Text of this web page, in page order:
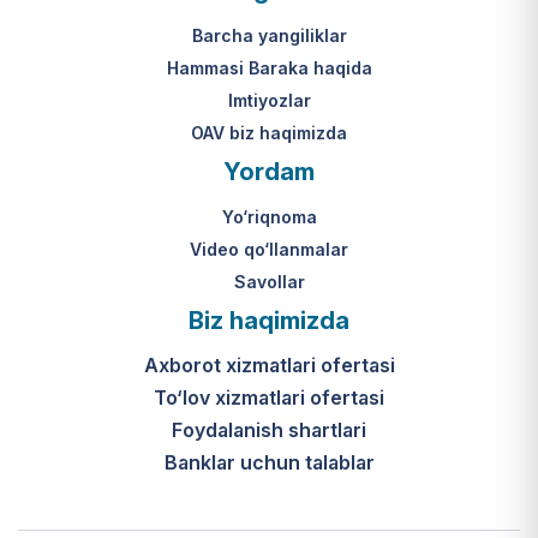
Mahkamasining 2024-yil 31-maydagi
313-son qarori.
yakuniy qaror qabul qilinishi 10 ish
kuni ichida amalga oshiriladi.
К какому виду помощи
относится услуга по
установке пандуса?
эта услуга входит в перечень
мер по адаптации жилищно-
бытовых условий лиц,
уходе, для создания
безбарьерной среды.
Barcha yangiliklar
Hammasi Baraka haqida
Imtiyozlar
OAV biz haqimizda
Yordam
Yo‘riqnoma
Video qo‘llanmalar
Savollar
Biz haqimizda
Axborot xizmatlari ofertasi
To‘lov xizmatlari ofertasi
Foydalanish shartlari
Banklar uchun talablar